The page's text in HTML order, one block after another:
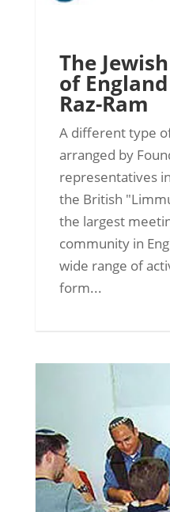
The
of
Raz-Ram
A different type
arranged by
representatives
the British
the largest
community in
wide range of
form...